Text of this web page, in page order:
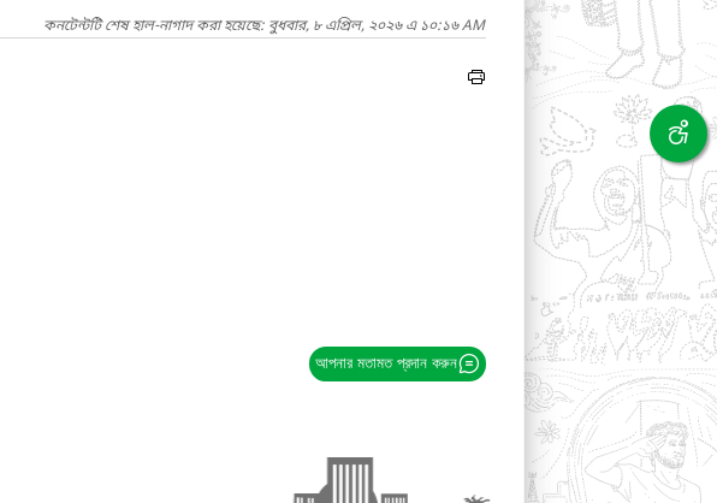
কনটেন্টটি শেষ হাল-নাগাদ করা হয়েছে: বুধবার, ৮ এপ্রিল, ২০২৬ এ ১০:১৬ AM
আপনার মতামত প্রদান করুন